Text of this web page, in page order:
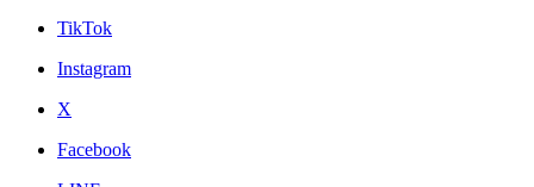
TikTok
Instagram
X
Facebook